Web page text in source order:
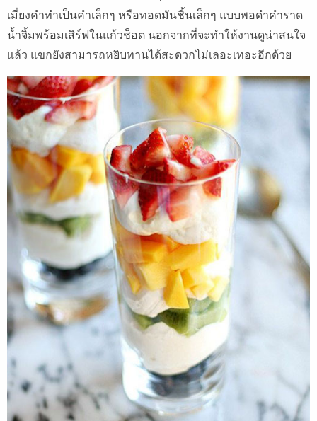
เมี่ยงคำทำเป็นคำเล็กๆ หรือทอดมันชิ้นเล็กๆ แบบพอดำคำราด
น้ำจิ้มพร้อมเสิร์ฟในแก้วช็อต นอกจากที่จะทำให้งานดูน่าสนใจ
แล้ว แขกยังสามารถหยิบทานได้สะดวกไม่เลอะเทอะอีกด้วย